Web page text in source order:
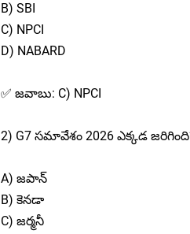
B) SBI
C) NPCI
D) NABARD
✅ జవాబు: C) NPCI
2) G7 సమావేశం 2026 ఎక్కడ
A) జపాన్
B) కెనడా
C) జర్మనీ